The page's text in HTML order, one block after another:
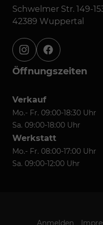
Schwelmer Str. 149-
42389 Wuppertal
instagramfacebook
Öffnungszeiten
Verkauf
Mo.- Fr. 09:00-18:30 Uhr
Sa. 09:00-18:00 Uhr
Werkstatt
Mo.- Fr. 08:00-17:00 Uhr
Sa. 09:00-12:00 Uhr
Anmelden